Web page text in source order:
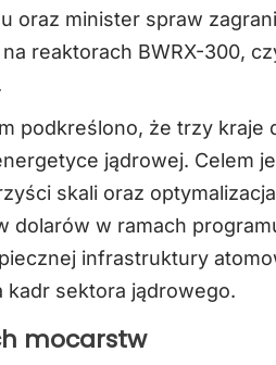
oraz minister spraw
reaktorach BWRX-300,
podkreślono, że trzy kraje
jądrowej. Celem
skali oraz
dolarów w ramach
infrastruktury
sektora jądrowego.
mocarstw